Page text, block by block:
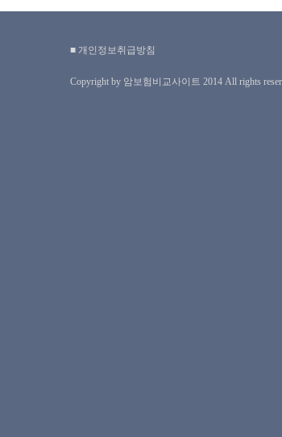
■ 개인정보취급방침
Copyright by 암보험비교사이트 2014 All rights